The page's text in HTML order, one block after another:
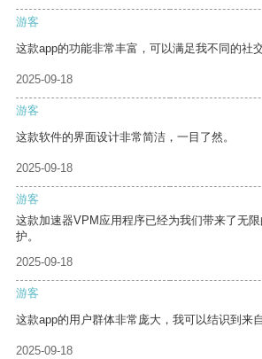
游客
这款app的功能非常丰富，可以满足我不同的社交
2025-09-18
游客
这款软件的界面设计非常简洁，一目了然。
2025-09-18
游客
这款加速器VPM应用程序已经为我们带来了无
护。
2025-09-18
游客
这款app的用户群体非常庞大，我可以结识到来
2025-09-18